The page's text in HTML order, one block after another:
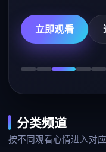
立即观看
分类频道
按不同观看心情进入对